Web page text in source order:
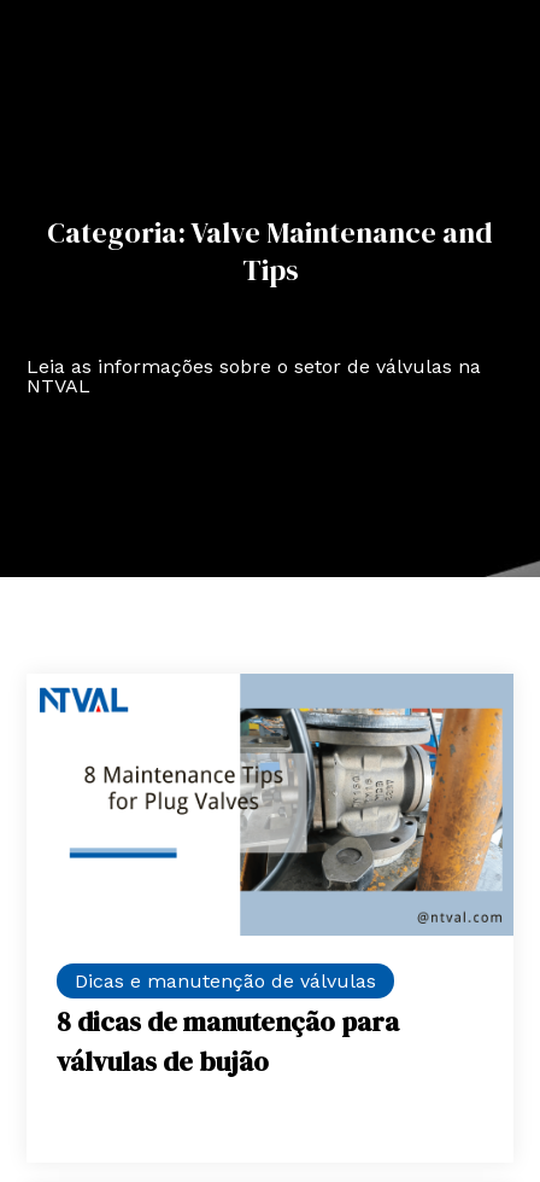
Categoria: Valve Maintenance and
Tips
Leia as informações sobre o setor de válvulas na
NTVAL
Dicas e manutenção de válvulas
8 dicas de manutenção para
válvulas de bujão